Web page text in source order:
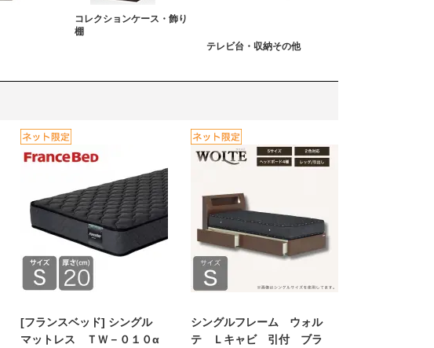
コレクションケース・飾り
棚
テレビ台・収納その他
[フランスベッド] シングル
マットレス ＴＷ－０１０α
シングルフレーム ウォル
テ Ｌキャビ 引付 ブラ